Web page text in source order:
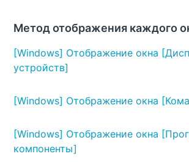
Метод отображения каждого
[Windows] Отображение окна
устройств]
[Windows] Отображение окна
[Windows] Отображение окна
компоненты]